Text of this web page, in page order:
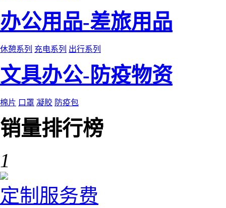
办公用品-差旅用品
休憩系列 充电系列 出行系列
文具办公-防疫物资
棉片 口罩 凝胶 防疫包
销量排行榜
1
定制服务费